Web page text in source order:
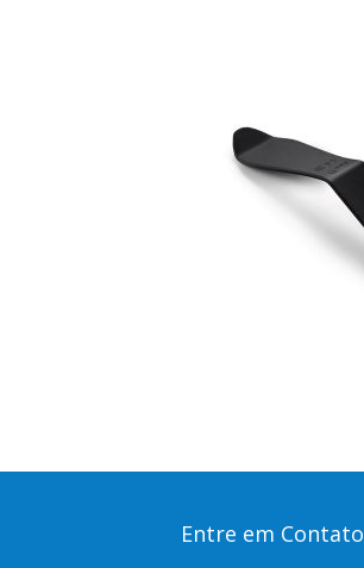
Entre em Contato